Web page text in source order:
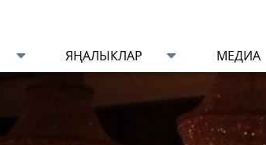
ЯҢАЛЫКЛАР МЕДИА